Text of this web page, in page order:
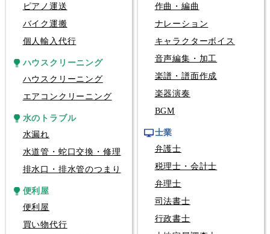
ピアノ運送
バイク運搬
個人輸入代行
ハウスクリーニング
ハウスクリーニング
エアコンクリーニング
水のトラブル
水漏れ
水道管・蛇口交換・修理
排水口・排水管のつまり
便利屋
便利屋
買い物代行
作曲・編曲
ナレーション
キャラクターボイス
音声編集・加工
楽譜・譜面作成
楽器演奏
BGM
士業
弁護士
税理士・会計士
弁理士
司法書士
行政書士